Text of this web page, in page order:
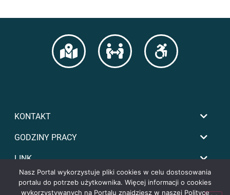
KONTAKT
GODZINY PRACY
LINK
Nasz Portal wykorzystuje pliki cookies w celu dostosowania
portalu do potrzeb użytkownika. Więcej informacji o cookies
wykorzystywanych na Portalu znajdziesz w naszej Polityce